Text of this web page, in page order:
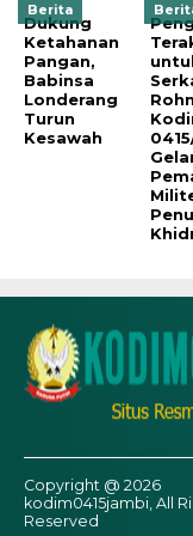
Berita
Dukung
Ketahanan
Pangan,
Babinsa
Londerang
Turun
Kesawah
Copyright @ 2026
kodim0415jambi, All
Reserved